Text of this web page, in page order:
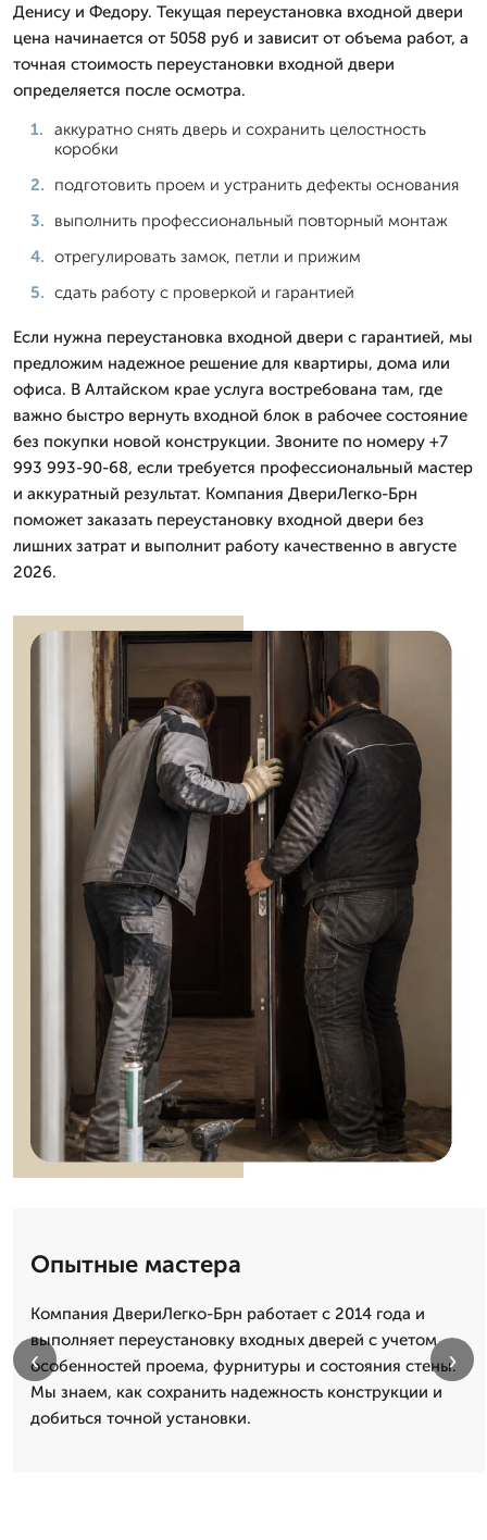
Денису и Федору. Текущая переустановка входной двери
цена начинается от 5058 руб и зависит от объема работ, а
точная стоимость переустановки входной двери
определяется после осмотра.
аккуратно снять дверь и сохранить целостность
коробки
подготовить проем и устранить дефекты основания
выполнить профессиональный повторный монтаж
отрегулировать замок, петли и прижим
сдать работу с проверкой и гарантией
Если нужна переустановка входной двери с гарантией, мы
предложим надежное решение для квартиры, дома или
офиса. В Алтайском крае услуга востребована там, где
важно быстро вернуть входной блок в рабочее состояние
без покупки новой конструкции. Звоните по номеру +7
993 993-90-68, если требуется профессиональный мастер
и аккуратный результат. Компания ДвериЛегко-Брн
поможет заказать переустановку входной двери без
лишних затрат и выполнит работу качественно в августе
2026.
Опытные мастера
Компания ДвериЛегко-Брн работает с 2014 года и
выполняет переустановку входных дверей с учетом
особенностей проема, фурнитуры и состояния стены.
Мы знаем, как сохранить надежность конструкции и
добиться точной установки.
‹ ›